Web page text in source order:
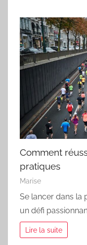
Comment
pratiques
Marise
Se lancer dans la
un défi
Lire la suite